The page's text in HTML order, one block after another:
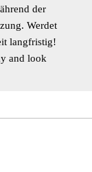
der
Werdet
langfristig!
and look